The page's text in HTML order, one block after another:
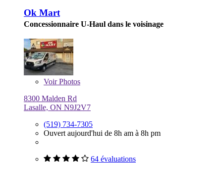
Ok Mart
Concessionnaire U-Haul dans le voisinage
VoirPhotos
8300 Malden Rd
Lasalle, ON N9J2V7
(519) 734-7305
Ouvert aujourd'hui de 8h am à 8h pm
64 évaluations